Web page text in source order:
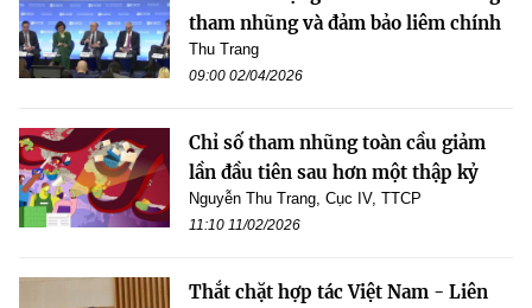
tham nhũng và đảm bảo liêm chính
Thu Trang
09:00 02/04/2026
Chỉ số tham nhũng toàn cầu giảm
lần đầu tiên sau hơn một thập kỷ
Nguyễn Thu Trang, Cục IV, TTCP
11:10 11/02/2026
Thắt chặt hợp tác Việt Nam - Liên